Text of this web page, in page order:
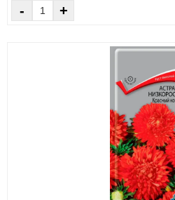
- +